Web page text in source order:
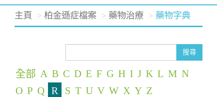
e
主頁 柏金遜症檔案 藥物治療 藥物字典
搜尋
全部 A B C D E F G H I J K L M N
O P Q R S T U V W X Y Z